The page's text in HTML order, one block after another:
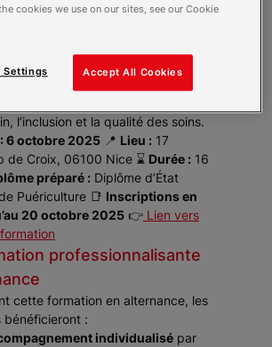
du soin, en respectant le
Rouge Compétence Provence-
l’inclusion et la qualité des soins.
6 octobre 2025 📍 Lieu : 17
de Croix, 06100 Nice ⌛ Durée : 16
préparé : Diplôme d’État
Puériculture 📑 Inscriptions en
20 octobre 2025 👉 Lien vers
professionnalisante
cette formation en alternance, les
bénéficieront :
individualisé par
cookies we use on our sites, see our Cookie
Accept All Cookies
Settings